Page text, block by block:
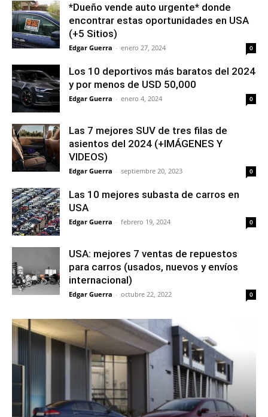
*Dueño vende auto urgente* donde
encontrar estas oportunidades en USA
(+5 Sitios)
Edgar Guerra - enero 27, 2024 0
Los 10 deportivos más baratos del 2024
y por menos de USD 50,000
Edgar Guerra - enero 4, 2024 0
Las 7 mejores SUV de tres filas de
asientos del 2024 (+IMÁGENES Y
VIDEOS)
Edgar Guerra - septiembre 20, 2023 0
Las 10 mejores subasta de carros en
USA
Edgar Guerra - febrero 19, 2024 0
USA: mejores 7 ventas de repuestos
para carros (usados, nuevos y envíos
internacional)
Edgar Guerra - octubre 22, 2022 0